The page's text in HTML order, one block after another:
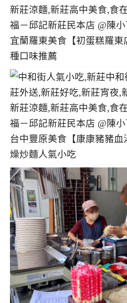
宜蘭羅東美食【初蛋糕羅東
種口味推薦
台中豐原美食【康康豬豬
燥炒麵人氣小吃